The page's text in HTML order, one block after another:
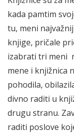
kada pamtim
tu, meni
knjige, pričale
izabrati tri meni
mene i knjižnica
pohodila,
divno raditi u
drugu stranu.
raditi poslove